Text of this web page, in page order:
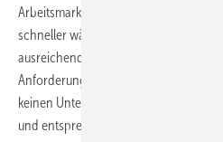
Arbeitsmarkt. Generell lässt sich
schneller wächst, als der
ausreichender Zahl nachliefern kann.
Anforderungen an den sich
keinen Unternehmensbereich, der
und entsprechende Anforderungen an